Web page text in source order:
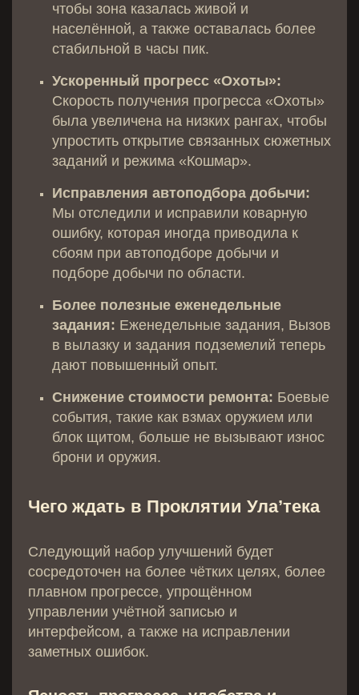
чтобы зона казалась живой и
населённой, а также оставалась более
стабильной в часы пик.
Ускоренный прогресс «Охоты»:
Скорость получения прогресса «Охоты»
была увеличена на низких рангах, чтобы
упростить открытие связанных сюжетных
заданий и режима «Кошмар».
Исправления автоподбора добычи:
Мы отследили и исправили коварную
ошибку, которая иногда приводила к
сбоям при автоподборе добычи и
подборе добычи по области.
Более полезные еженедельные
задания: Еженедельные задания, Вызов
в вылазку и задания подземелий теперь
дают повышенный опыт.
Снижение стоимости ремонта: Боевые
события, такие как взмах оружием или
блок щитом, больше не вызывают износ
брони и оружия.
Чего ждать в Проклятии Ула’тека
Следующий набор улучшений будет
сосредоточен на более чётких целях, более
плавном прогрессе, упрощённом
управлении учётной записью и
интерфейсом, а также на исправлении
заметных ошибок.